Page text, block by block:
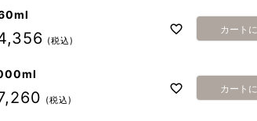
税込
カート
税込
カート